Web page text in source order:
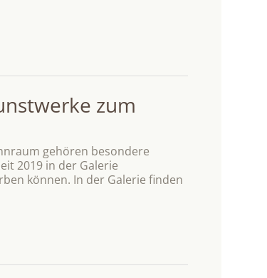
zum
gehören besondere
2019 in der Galerie
können. In der Galerie finden